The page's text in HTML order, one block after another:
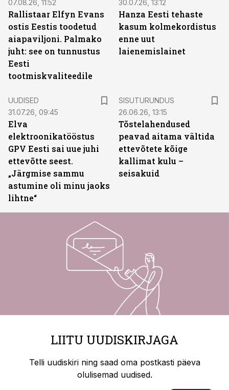
07.08.26, 11:52
Rallistaar Elfyn Evans
ostis Eestis toodetud
aiapaviljoni. Palmako
juht: see on tunnustus
Eesti
tootmiskvaliteedile
30.07.26, 13:12
Hanza Eesti tehaste
kasum kolmekordistus
enne uut
laienemislainet
UUDISED
31.07.26, 09:45
Elva
elektroonikatööstus
GPV Eesti sai uue juhi
ettevõtte seest.
„Järgmise sammu
astumine oli minu jaoks
lihtne“
SISUTURUNDUS
26.06.26, 13:15
Tõstelahendused
peavad aitama vältida
ettevõtete kõige
kallimat kulu –
seisakuid
LIITU UUDISKIRJAGA
Telli uudiskiri ning saad oma postkasti päeva
olulisemad uudised.